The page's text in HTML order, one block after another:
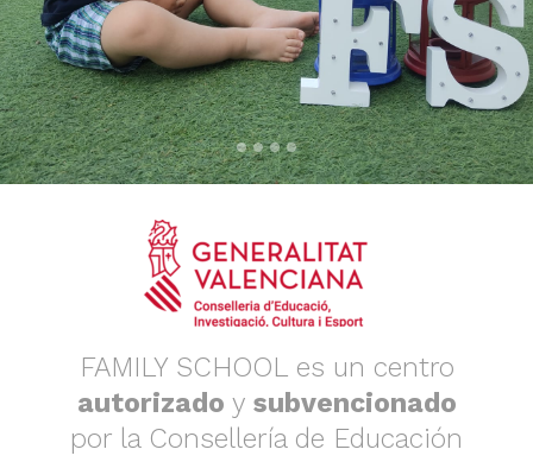
FAMILY SCHOOL es un centro
autorizado y subvencionado
por la Consellería de Educación